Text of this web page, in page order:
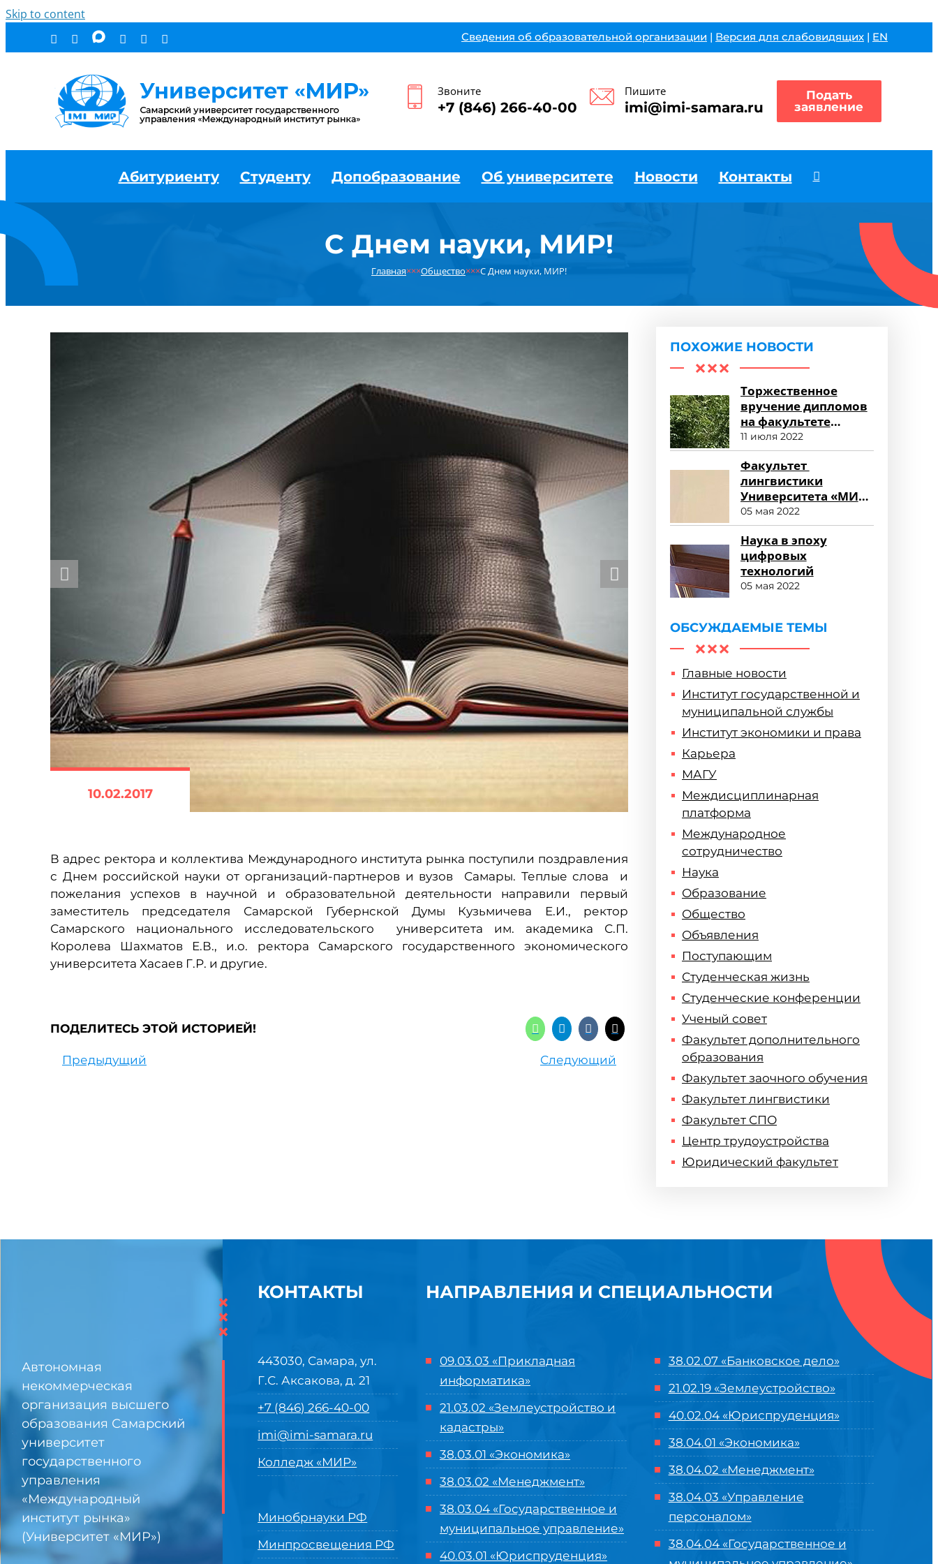
Skip to content
Сведения об образовательной организации | Версия для слабовидящих | EN
Звоните
+7 (846) 266-40-00
Пишите
imi@imi-samara.ru
Подать
заявление
Абитуриенту Студенту Допобразование Об университете Новости Контакты
С Днем науки, МИР!
Главная×××Общество×××С Днем науки, МИР!
10.02.2017
В адрес ректора и коллектива Международного института рынка поступили поздравления
с Днем российской науки от организаций-партнеров и вузов Самары. Теплые слова и
пожелания успехов в научной и образовательной деятельности направили первый
заместитель председателя Самарской Губернской Думы Кузьмичева Е.И., ректор
Самарского национального исследовательского университета им. академика С.П.
Королева Шахматов Е.В., и.о. ректора Самарского государственного экономического
университета Хасаев Г.Р. и другие.
ПОДЕЛИТЕСЬ ЭТОЙ ИСТОРИЕЙ!
Предыдущий Следующий
ПОХОЖИЕ НОВОСТИ
Торжественное
вручение дипломов
на факультете
среднего
профессионального
образования
11 июля 2022
Факультет
лингвистики
Университета «МИР»
глазами
работодателя
05 мая 2022
Наука в эпоху
цифровых
технологий
05 мая 2022
ОБСУЖДАЕМЫЕ ТЕМЫ
Главные новости
Институт государственной и
муниципальной службы
Институт экономики и права
Карьера
МАГУ
Междисциплинарная
платформа
Международное
сотрудничество
Наука
Образование
Общество
Объявления
Поступающим
Студенческая жизнь
Студенческие конференции
Ученый совет
Факультет дополнительного
образования
Факультет заочного обучения
Факультет лингвистики
Факультет СПО
Центр трудоустройства
Юридический факультет
Автономная
некоммерческая
организация высшего
образования Самарский
университет
государственного
управления
«Международный
институт рынка»
(Университет «МИР»)
×
×
×
КОНТАКТЫ
443030, Самара, ул.
Г.С. Аксакова, д. 21
+7 (846) 266-40-00
imi@imi-samara.ru
Колледж «МИР»
Минобрнауки РФ
Минпросвещения РФ
НАПРАВЛЕНИЯ И СПЕЦИАЛЬНОСТИ
09.03.03 «Прикладная
информатика»
21.03.02 «Землеустройство и
кадастры»
38.03.01 «Экономика»
38.03.02 «Менеджмент»
38.03.04 «Государственное и
муниципальное управление»
40.03.01 «Юриспруденция»
38.02.07 «Банковское дело»
21.02.19 «Землеустройство»
40.02.04 «Юриспруденция»
38.04.01 «Экономика»
38.04.02 «Менеджмент»
38.04.03 «Управление
персоналом»
38.04.04 «Государственное и